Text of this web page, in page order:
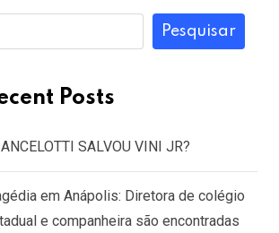
Pesquisar
Posts
SALVOU VINI JR?
em Anápolis: Diretora de colégio
e companheira são encontradas